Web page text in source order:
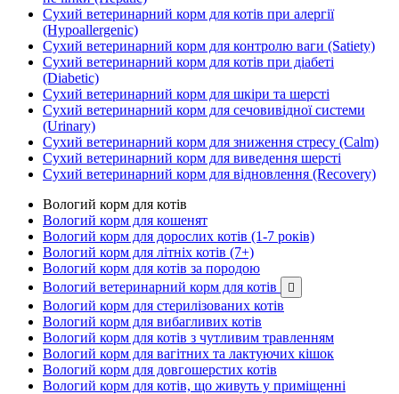
Сухий ветеринарний корм для котів при алергії
(Hypoallergenic)
Сухий ветеринарний корм для контролю ваги (Satiety)
Сухий ветеринарний корм для котів при діабеті
(Diabetic)
Сухий ветеринарний корм для шкіри та шерсті
Сухий ветеринарний корм для сечовивідної системи
(Urinary)
Сухий ветеринарний корм для зниження стресу (Calm)
Сухий ветеринарний корм для виведення шерсті
Сухий ветеринарний корм для відновлення (Recovery)
Вологий корм для котів
Вологий корм для кошенят
Вологий корм для дорослих котів (1-7 років)
Вологий корм для літніх котів (7+)
Вологий корм для котів за породою
Вологий ветеринарний корм для котів

Вологий корм для стерилізованих котів
Вологий корм для вибагливих котів
Вологий корм для котів з чутливим травленням
Вологий корм для вагітних та лактуючих кішок
Вологий корм для довгошерстих котів
Вологий корм для котів, що живуть у приміщенні